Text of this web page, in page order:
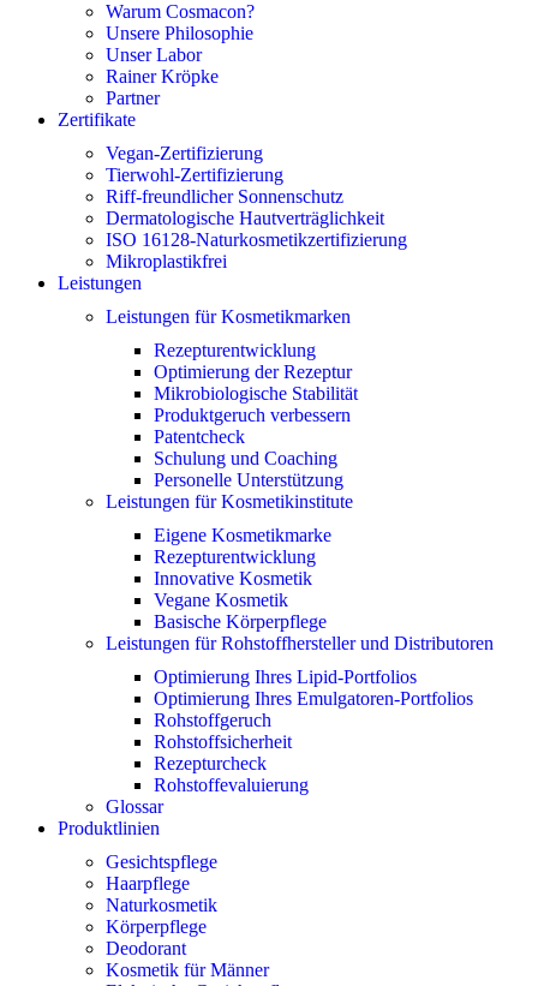
Warum Cosmacon?
Unsere Philosophie
Unser Labor
Rainer Kröpke
Partner
Zertifikate
Vegan-Zertifizierung
Tierwohl-Zertifizierung
Riff-freundlicher Sonnenschutz
Dermatologische Hautverträglichkeit
ISO 16128-Naturkosmetikzertifizierung
Mikroplastikfrei
Leistungen
Leistungen für Kosmetikmarken
Rezepturentwicklung
Optimierung der Rezeptur
Mikrobiologische Stabilität
Produktgeruch verbessern
Patentcheck
Schulung und Coaching
Personelle Unterstützung
Leistungen für Kosmetikinstitute
Eigene Kosmetikmarke
Rezepturentwicklung
Innovative Kosmetik
Vegane Kosmetik
Basische Körperpflege
Leistungen für Rohstoffhersteller und Distributoren
Optimierung Ihres Lipid-Portfolios
Optimierung Ihres Emulgatoren-Portfolios
Rohstoffgeruch
Rohstoffsicherheit
Rezepturcheck
Rohstoffevaluierung
Glossar
Produktlinien
Gesichtspflege
Haarpflege
Naturkosmetik
Körperpflege
Deodorant
Kosmetik für Männer